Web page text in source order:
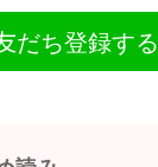
だち登録する